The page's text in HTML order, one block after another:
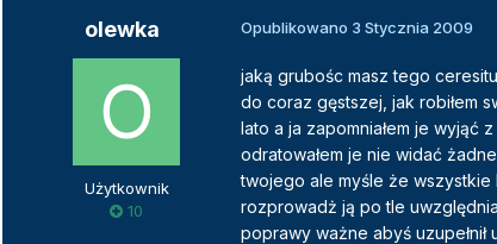
olewka
Użytkownik
10
Opublikowano 3 Stycznia 2009
jaką grubośc masz tego
do coraz gęstszej, jak robiłem
lato a ja zapomniałem je wyjąć
odratowałem je nie widać
twojego ale myśle że
rozprowadż ją po tle
poprawy ważne abyś uzupełnił